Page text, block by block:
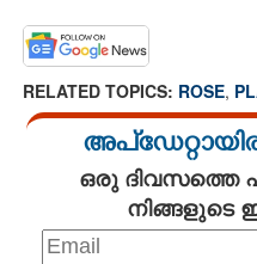
RELATED TOPICS: ROSE,
ഒരു ദിവസത്തെ